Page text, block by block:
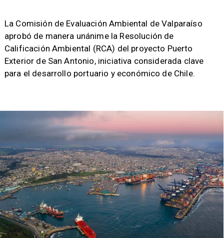
​La Comisión de Evaluación Ambiental de Valparaíso
aprobó de manera unánime la Resolución de
Calificación Ambiental (RCA) del proyecto Puerto
Exterior de San Antonio, iniciativa considerada clave
para el desarrollo portuario y económico de Chile.